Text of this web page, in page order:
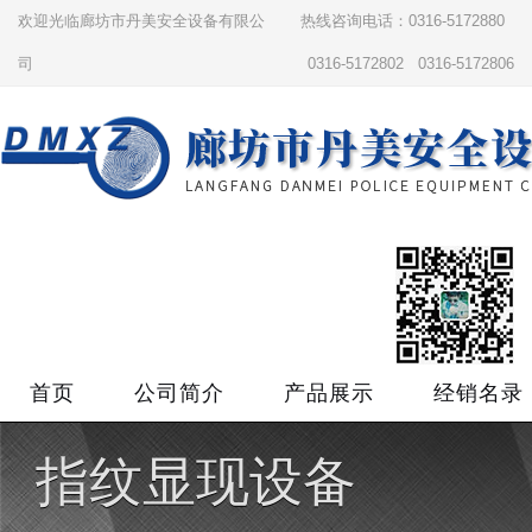
欢迎光临廊坊市丹美安全设备有限公
司
热线咨询电话：0316-5172880
0316-5172802 0316-5172806
首页 公司简介 产品展示 经销名录
指纹显现设备